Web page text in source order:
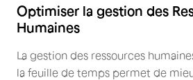
Optimiser la gestion des
Humaines
La gestion des ressources
la feuille de temps permet de